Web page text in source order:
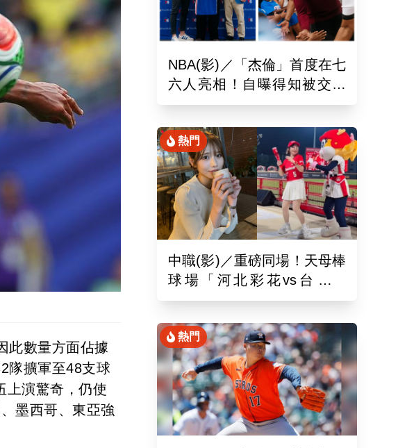
此數量方面佔據
隊擴軍至48支球
上演驚奇，仍使
墨西哥、東亞強
NBA(影)／「杰倫」首度在七
六人亮相！自曝得知被交易
後震驚到砸手機
熱門
中職(影)／重磅同場！天母棒
球場「河北彩花vs台北彩
華」網挺：30年前彩華不輸
熱門